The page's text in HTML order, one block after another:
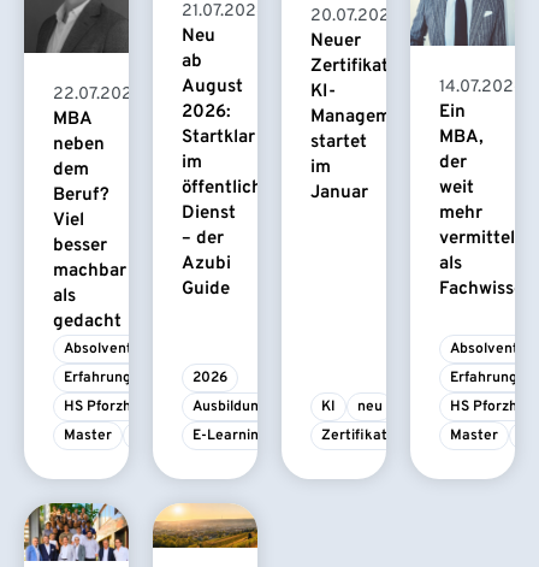
22.07.2026
MBA
neben
dem
Beruf?
Viel
besser
machbar
als
gedacht
Absolvent/-in
Erfahrungsbericht
HS Pforzheim
Master
21.07.2026
Neu
ab
August
2026:
Startklar
im
öffentlichen
Dienst
– der
Azubi
Guide
2026
Ausbildung
E-Learning
20.07.2026
Neuer
Zertifikatskurs
KI-
Management
startet
im
Januar
KI
neu
Zertifikatskurs
14.07.2026
Ein
MBA,
der
weit
mehr
vermittelt
als
Fachwissen
Absolvent/-
HS
Master